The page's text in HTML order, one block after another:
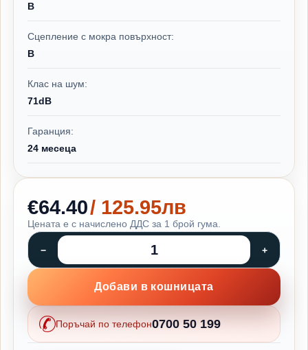
B
Сцепление с мокра повърхност:
B
Клас на шум:
71dB
Гаранция:
24 месеца
€64.40/ 125.95лв
Цената е с начислено ДДС за 1 брой гума.
Добави в кошницата
Поръчай по телефон0700 50 199